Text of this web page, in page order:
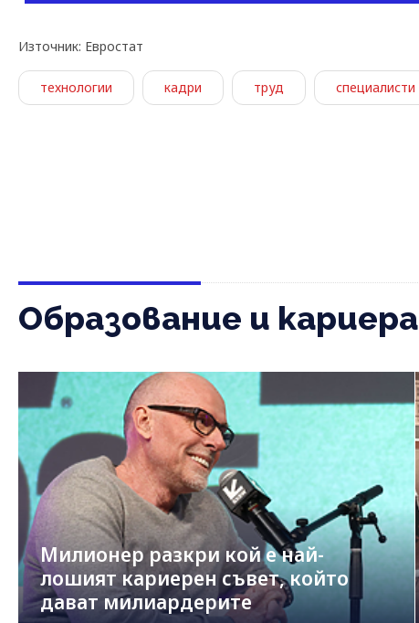
Източник: Евростат
технологии кадри труд специалисти
Образование и кариера
Милионер разкри кой е най-
лошият кариерен съвет, който
дават милиардерите